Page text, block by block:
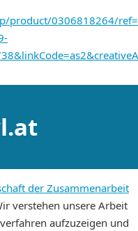
product/0306818264/
der Zusammenarbeit
verstehen unsere Arbeit
aufzuzeigen und